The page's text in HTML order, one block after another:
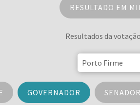
RESULTADO EM
Resultados da
GOVERNADOR SENADOR